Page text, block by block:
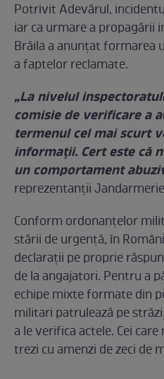
Potrivit Adevărul,
iar ca urmare a propagării
Brăila a anunțat formarea
a faptelor reclamate.
„La nivelul
comisie de verificare a
termenul cel mai scurt
informaţii. Cert este că
un comportament
reprezentanții
Conform ordonanțelor
stării de urgență, în
declarații pe proprie
de la angajatori. Pentru a
echipe mixte formate din
militari patrulează pe
a le verifica actele. Cei
trezi cu amenzi de zeci de